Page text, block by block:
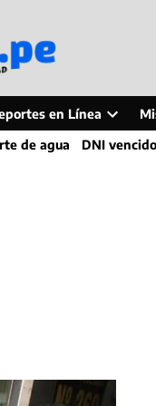
en Línea
Open
dropdown
de agua DNI vencido